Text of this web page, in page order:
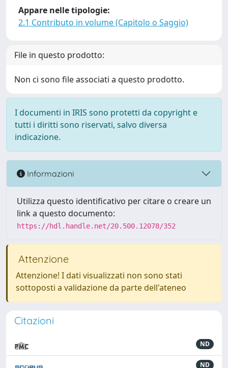
Appare nelle tipologie:
2.1 Contributo in volume (Capitolo o Saggio)
File in questo prodotto:
Non ci sono file associati a questo prodotto.
I documenti in IRIS sono protetti da copyright e
tutti i diritti sono riservati, salvo diversa
indicazione.
Informazioni
Utilizza questo identificativo per citare o creare un
link a questo documento:
https://hdl.handle.net/20.500.12078/352
Attenzione
Attenzione! I dati visualizzati non sono stati
sottoposti a validazione da parte dell'ateneo
Citazioni
ND
ND